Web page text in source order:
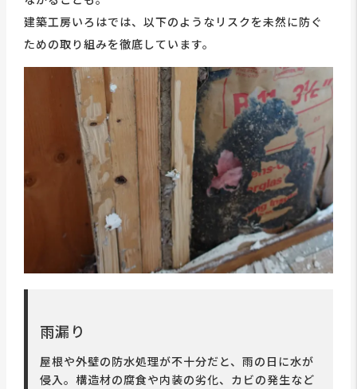
建築工房いろはでは、以下のようなリスクを未然に防ぐ
ための取り組みを徹底しています。
雨漏り
屋根や外壁の防水処理が不十分だと、雨の日に水が
侵入。構造材の腐食や内装の劣化、カビの発生など